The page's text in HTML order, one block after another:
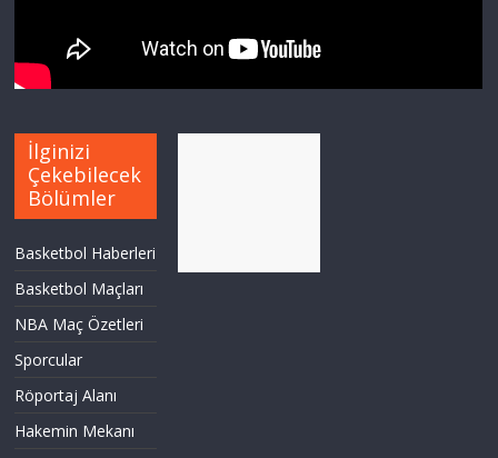
İlginizi
Çekebilecek
Bölümler
Basketbol Haberleri
Basketbol Maçları
NBA Maç Özetleri
Sporcular
Röportaj Alanı
Hakemin Mekanı